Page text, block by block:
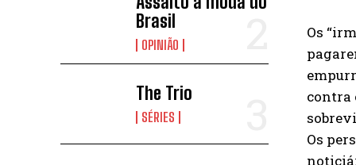
Brasil
OPINIÃO
The Trio
SÉRIES
Os
contra
Os